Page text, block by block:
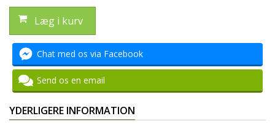
Læg i kurv
Chat med os via Facebook
Send os en email
YDERLIGERE INFORMATION